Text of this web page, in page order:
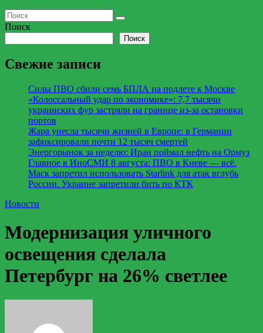
Поиск
Поиск
Свежие записи
Силы ПВО сбили семь БПЛА на подлете к Москве
«Колоссальный удар по экономике»: 7,7 тысячи
украинских фур застряли на границе из-за остановки
портов
Жара унесла тысячи жизней в Европе: в Германии
зафиксировали почти 12 тысяч смертей
Энергорынок за неделю: Иран поймал нефть на Ормуз
Главное в ИноСМИ 8 августа: ПВО в Киеве — всё.
Маск запретил использовать Starlink для атак вглубь
России. Украине запретили бить по КТК
Новости
Модернизация уличного
освещения сделала
Петербург на 26% светлее